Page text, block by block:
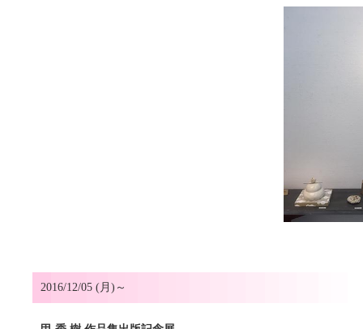
2016/12/05 (月)～